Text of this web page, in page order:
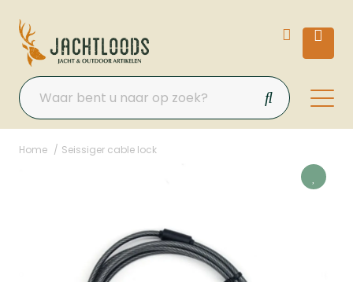
Home Seissiger cable lock